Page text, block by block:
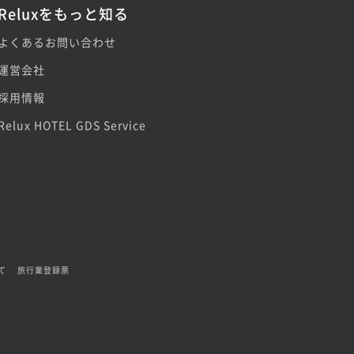
をもっと知る
くあるお問い合わせ
営会社
用情報
HOTEL GDS Service
旅行業登録票